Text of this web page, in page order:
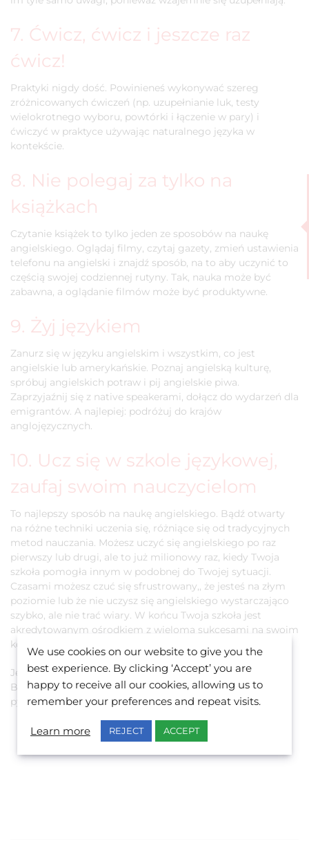
7. Ćwicz, ćwicz i jeszcze raz
ćwicz!
Praktyki nigdy dość. Powinieneś wykonywać szereg
zróżnicowanych ćwiczeń (np. uzupełnianie luk, testy
wielokrotnego wyboru, powtórki i łączenie w pary) i
ćwiczyć w praktyce używając naturalnego języka w
kontekście.
8. Nie polegaj za tylko na
książkach
Czytanie książek to tylko jeden ze sposobów na naukę
angielskiego. Oglądaj filmy, czytaj gazety, zmień ustawienia
telefonu na angielski i znajdź sposób, na to aby uczynić to
częścią swojej codziennej rutyny. Tak, nauka może być
zabawna, a oglądanie filmów może być produktywne.
9. Żyj językiem
Zanurz się w języku angielskim i wszystkim, co jest
angielskie lub amerykańskie. Poznaj angielską kulturę,
spróbuj angielskich potraw i pij angielskie piwa.
Zaprzyjaźnij się z native speakerami, dołącz do wydarzeń dla
emigrantów. A najlepiej: podróżuj do krajów
anglojęzycznych.
10. Ucz się w szkole językowej,
zaufaj swoim nauczycielom
To najlepszy sposób na naukę angielskiego. Bądź otwarty
na różne techniki uczenia się, różniące się od tradycyjnych
metod nauczania. Możesz uczyć się angielskiego po raz
pierwszy lub drugi, ale to już milionowy raz, kiedy Twoja
szkoła pomogła innym w podobnej do Twojej sytuacji.
Czasami możesz czuć się sfrustrowany,, że jesteś na złym
poziomie lub że nie uczysz się angielskiego wystarczająco
szybko, ale nie trać wiary. W końcu Twoja szkoła jest
akredytowanym ośrodkiem z wieloma sukcesami na swoim
koncie, a Twoi nauczyciele są ekspertami w tym, co robią.
Jesteś zainteresowany nauką angielskiego na Malcie z
BELS? Napisz do nas a odpowiem na wszystkie Twoje
pytania.
WYŚLIJ DO NAS E-MAIL
We use cookies on our website to give you the
best experience. By clicking ‘Accept’ you are
happy to receive all our cookies, allowing us to
remember your preferences and repeat visits.
Learn more REJECT ACCEPT